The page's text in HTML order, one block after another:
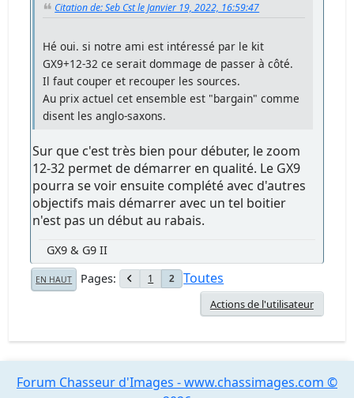
Citation de: Seb Cst le Janvier 19, 2022, 16:59:47
Hé oui. si notre ami est intéressé par le kit
GX9+12-32 ce serait dommage de passer à côté.
Il faut couper et recouper les sources.
Au prix actuel cet ensemble est "bargain" comme
disent les anglo-saxons.
Sur que c'est très bien pour débuter, le zoom
12-32 permet de démarrer en qualité. Le GX9
pourra se voir ensuite complété avec d'autres
objectifs mais démarrer avec un tel boitier
n'est pas un début au rabais.
GX9 & G9 II
EN HAUT Pages 1 2 Toutes
Actions de l'utilisateur
Forum Chasseur d'Images - www.chassimages.com ©